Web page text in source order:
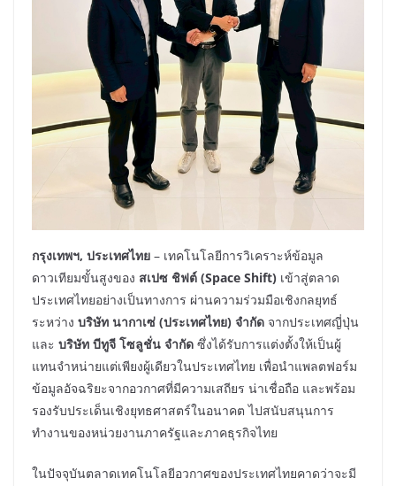
กรุงเทพฯ, ประเทศไทย – เทคโนโลยีการวิเคราะห์ข้อมูล
ดาวเทียมขั้นสูงของ สเปซ ชิฟต์ (Space Shift) เข้าสู่ตลาด
ประเทศไทยอย่างเป็นทางการ ผ่านความร่วมมือเชิงกลยุทธ์
ระหว่าง บริษัท นากาเซ่ (ประเทศไทย) จำกัด จากประเทศญี่ปุ่น
และ บริษัท บีทูจี โซลูชั่น จำกัด ซึ่งได้รับการแต่งตั้งให้เป็นผู้
แทนจำหน่ายแต่เพียงผู้เดียวในประเทศไทย เพื่อนำแพลตฟอร์ม
ข้อมูลอัจฉริยะจากอวกาศที่มีความเสถียร น่าเชื่อถือ และพร้อม
รองรับประเด็นเชิงยุทธศาสตร์ในอนาคต ไปสนับสนุนการ
ทำงานของหน่วยงานภาครัฐและภาคธุรกิจไทย
ในปัจจุบันตลาดเทคโนโลยีอวกาศของประเทศไทยคาดว่าจะมี